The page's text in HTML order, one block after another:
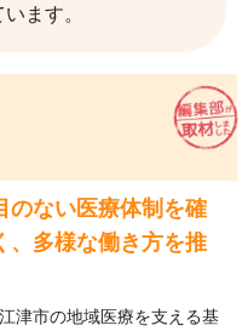
ます。
のない医療体制を確
、多様な働き方を推
津市の地域医療を支える基